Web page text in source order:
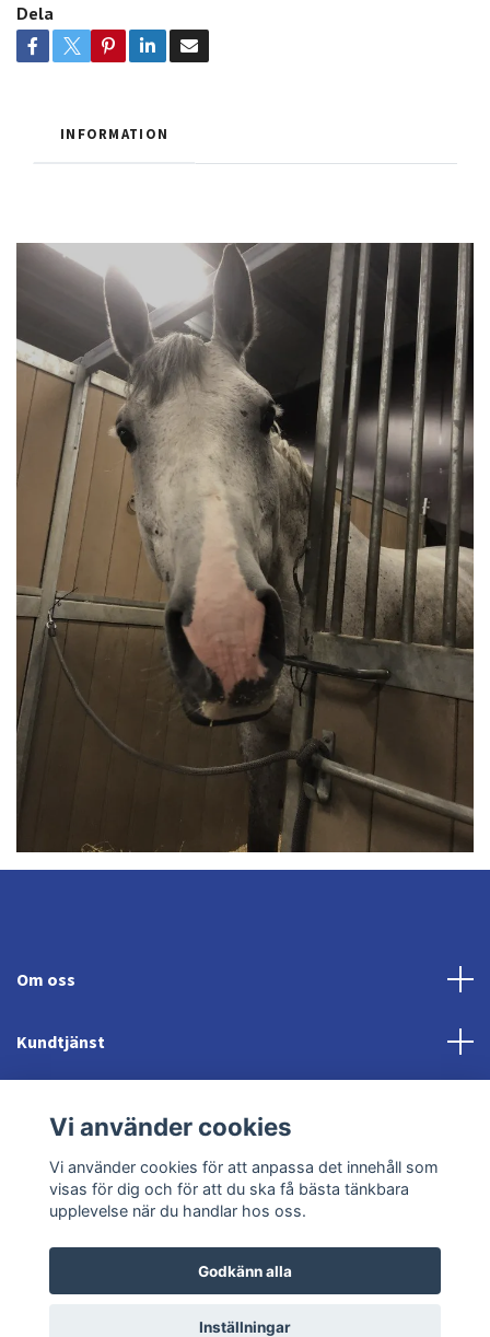
Dela
INFORMATION
Om oss
Kundtjänst
Sociala medier
© 2026 Jonröds EquishopPowered by Quickbutik
Vi använder cookies
Vi använder cookies för att anpassa det innehåll som
visas för dig och för att du ska få bästa tänkbara
upplevelse när du handlar hos oss.
Godkänn alla
Inställningar